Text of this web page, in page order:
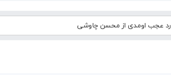
عجب اومدی از محسن چاوشی